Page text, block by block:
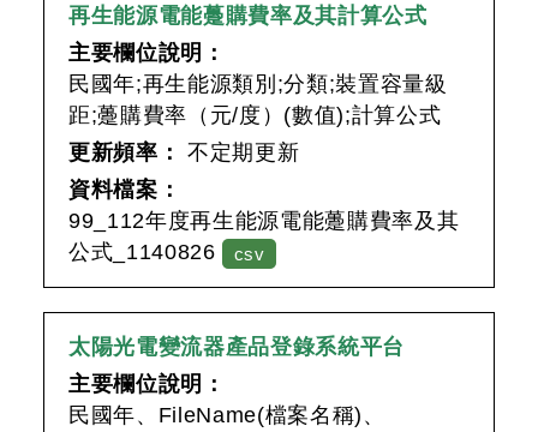
再生能源電能躉購費率及其計算公式
主要欄位說明：
民國年;再生能源類別;分類;裝置容量級
距;躉購費率（元/度）(數值);計算公式
更新頻率：
不定期更新
資料檔案：
99_112年度再生能源電能躉購費率及其
公式_1140826
csv
太陽光電變流器產品登錄系統平台
主要欄位說明：
民國年、FileName(檔案名稱)、